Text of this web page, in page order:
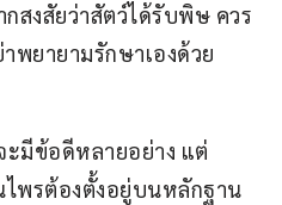
สงสัยว่าสัตว์ได้รับพิษ ควร
ยายามรักษาเองด้วย
มีข้อดีหลายอย่าง แต่
ไพรต้องตั้งอยู่บนหลักฐาน